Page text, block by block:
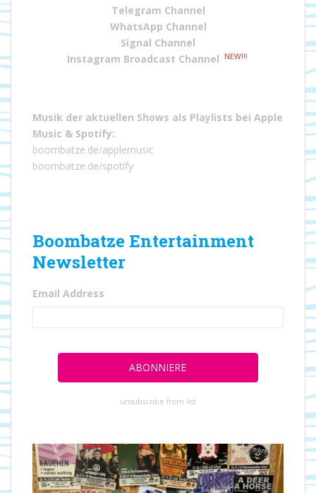
Telegram Channel
WhatsApp Channel
Signal Channel
Instagram Broadcast Channel
NEW!!!
Musik der aktuellen Shows als Playlists bei Apple
Music & Spotify:
boombatze.de/applemusic
boombatze.de/spotify
Boombatze Entertainment
Newsletter
Email Address
unsubscribe from list